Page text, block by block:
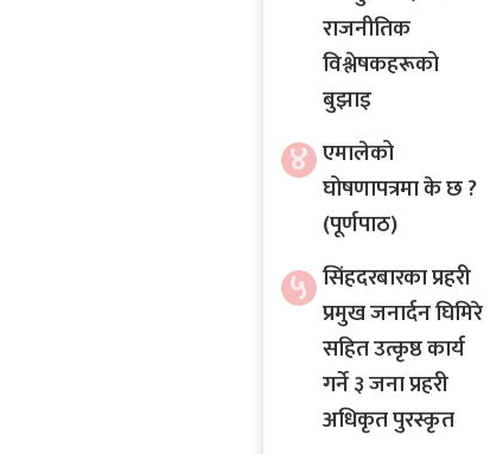
राजनीतिक
विश्लेषकहरूको
बुझाइ
४ एमालेको
घोषणापत्रमा के छ ?
(पूर्णपाठ)
५ सिंहदरबारका प्रहरी
प्रमुख जनार्दन घिमिरे
सहित उत्कृष्ठ कार्य
गर्ने ३ जना प्रहरी
अधिकृत पुरस्कृत